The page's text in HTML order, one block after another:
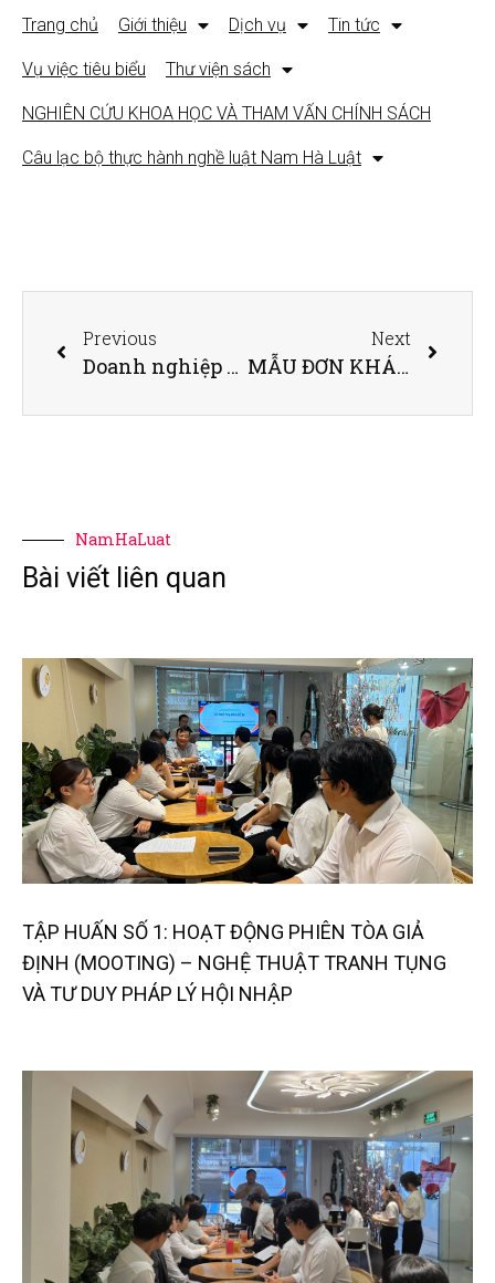
Trang chủ Giới thiệu Dịch vụ Tin tức
Vụ việc tiêu biểu Thư viện sách
NGHIÊN CỨU KHOA HỌC VÀ THAM VẤN CHÍNH SÁCH
Câu lạc bộ thực hành nghề luật Nam Hà Luật
Previous
Doanh nghiệp cần biết: Xử lý doanh nghiệp không hoạt động
Next
MẪU ĐƠN KHÁNG CÁO
NamHaLuat
Bài viết liên quan
TẬP HUẤN SỐ 1: HOẠT ĐỘNG PHIÊN TÒA GIẢ
ĐỊNH (MOOTING) – NGHỆ THUẬT TRANH TỤNG
VÀ TƯ DUY PHÁP LÝ HỘI NHẬP